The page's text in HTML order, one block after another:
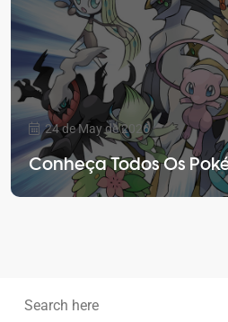
24 de May de 2026
Conheça Todos Os